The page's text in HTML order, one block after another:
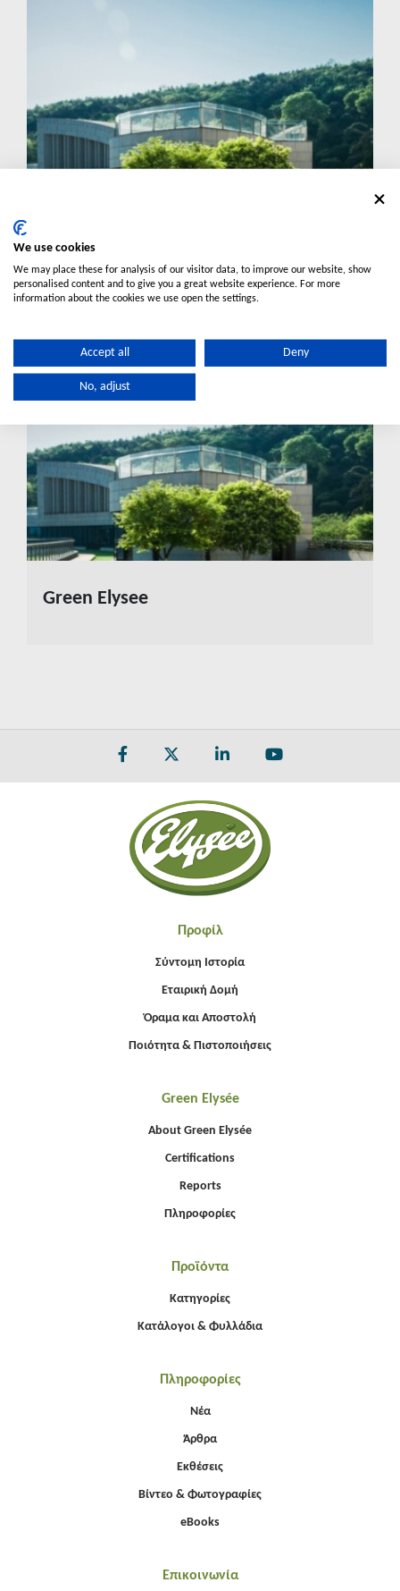
Green Elysee
Green Elysee
Προφίλ
Σύντομη Ιστορία
Εταιρική Δομή
Όραμα και Αποστολή
Ποιότητα & Πιστοποιήσεις
Green Elysée
About Green Elysée
Certifications
Reports
Πληροφορίες
Προϊόντα
Κατηγορίες
Κατάλογοι & Φυλλάδια
Πληροφορίες
Νέα
Άρθρα
Εκθέσεις
Βίντεο & Φωτογραφίες
eBooks
Επικοινωνία
We use cookies
We may place these for analysis of our visitor data, to improve our website, show
personalised content and to give you a great website experience. For more
information about the cookies we use open the settings.
Accept all Deny
No, adjust